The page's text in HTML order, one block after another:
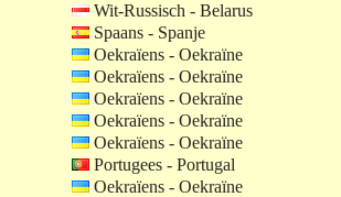
Wit-Russisch - Belarus
Spaans - Spanje
Oekraïens - Oekraïne
Oekraïens - Oekraïne
Oekraïens - Oekraïne
Oekraïens - Oekraïne
Oekraïens - Oekraïne
Portugees - Portugal
Oekraïens - Oekraïne